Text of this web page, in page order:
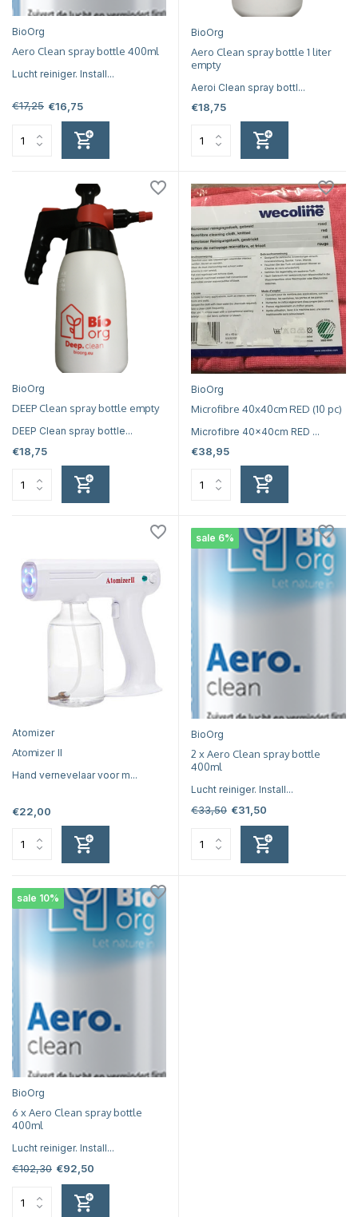
BioOrg
Aero Clean spray bottle 400ml
Lucht reiniger. Install...
€17,25 €16,75
BioOrg
Aero Clean spray bottle 1 liter
empty
Aeroi Clean spray bottl...
€18,75
BioOrg
DEEP Clean spray bottle empty
DEEP Clean spray bottle...
€18,75
BioOrg
Microfibre 40x40cm RED (10 pc)
Microfibre 40x40cm RED ...
€38,95
Atomizer
Atomizer II
Hand vernevelaar voor m...
€22,00
sale 6%
BioOrg
2 x Aero Clean spray bottle
400ml
Lucht reiniger. Install...
€33,50 €31,50
sale 10%
BioOrg
6 x Aero Clean spray bottle
400ml
Lucht reiniger. Install...
€102,30 €92,50